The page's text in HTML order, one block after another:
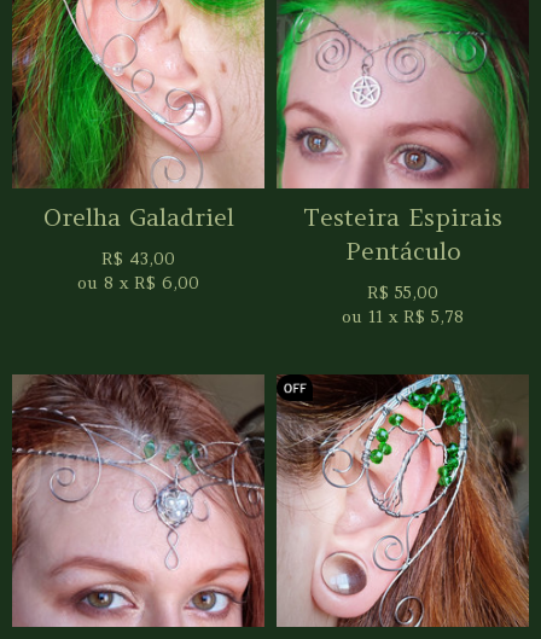
Orelha Galadriel
R$ 43,00
ou 8 x R$ 6,00
Testeira Espirais
Pentáculo
R$ 55,00
ou 11 x R$ 5,78